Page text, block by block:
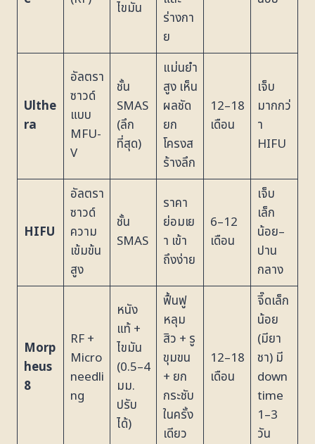
ไขมัน
ร่างกา
ย
Ulthe
ra
อัลตรา
ซาวด์
แบบ
MFU-
V
ชั้น
SMAS
(ลึก
ที่สุด)
แม่นยำ
สูง เห็น
ผลชัด
ยก
โครงส
ร้างลึก
12–18
เดือน
เจ็บ
มากกว่
า
HIFU
HIFU
อัลตรา
ซาวด์
ความ
เข้มข้น
สูง
ชั้น
SMAS
ราคา
ย่อมเย
า เข้า
ถึงง่าย
6–12
เดือน
เจ็บ
เล็ก
น้อย–
ปาน
กลาง
Morp
heus
8
RF +
Micro
needli
ng
หนัง
แท้ +
ไขมัน
(0.5–4
มม.
ปรับ
ได้)
ฟื้นฟู
หลุม
สิว + รู
ขุมขน
+ ยก
กระชับ
ในครั้ง
เดียว
12–18
เดือน
จี๊ดเล็ก
น้อย
(มียา
ชา) มี
down
time
1–3
วัน